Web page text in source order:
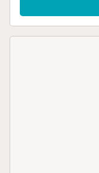
koffiemachine).
wasmachine.